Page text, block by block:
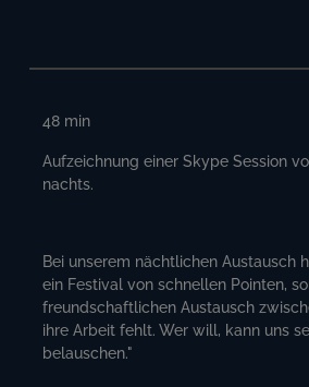
48min
Aufzeichnung einer Skype Session
nachts.
Bei unserem nächtlichen Austausch
ein Festival von schnellen Pointen,
freundschaftlichen Austausch
ihre Arbeit fehlt. Wer will, kann uns
belauschen."